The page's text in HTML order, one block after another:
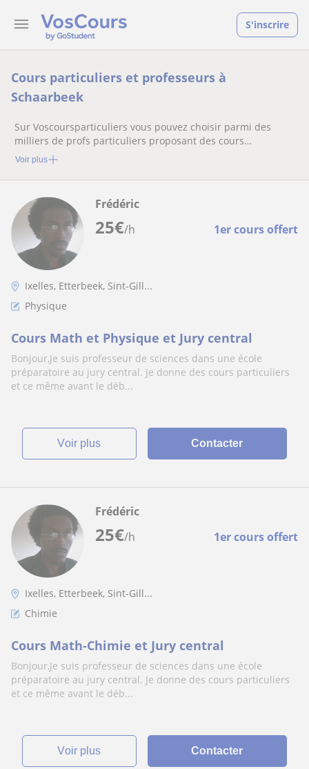
S'inscrire
Cours particuliers et professeurs à
Schaarbeek
Sur Voscoursparticuliers vous pouvez choisir parmi des
milliers de profs particuliers proposant des cours
particuliers
Voir plus
25€/h 1er cours offert
Frédéric
Ixelles, Etterbeek, Sint-Gill...
Physique
Cours Math et Physique et Jury central
Bonjour,Je suis professeur de sciences dans une école
préparatoire au jury central. Je donne des cours particuliers
et ce même avant le déb...
voir plus Contacter
25€/h 1er cours offert
Frédéric
Ixelles, Etterbeek, Sint-Gill...
Chimie
Cours Math-Chimie et Jury central
Bonjour,Je suis professeur de sciences dans une école
préparatoire au jury central. Je donne des cours particuliers
et ce même avant le déb...
voir plus Contacter